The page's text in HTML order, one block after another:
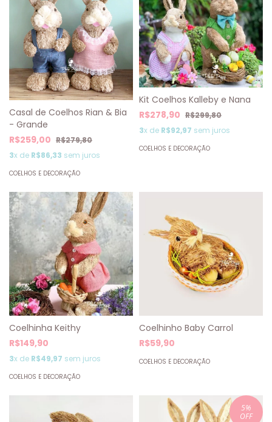
Casal de Coelhos Rian & Bia
- Grande
R$259,00 R$279,80
3x de R$86,33 sem juros
COELHOS E DECORAÇÃO
Kit Coelhos Kalleby e Nana
R$278,90 R$299,80
3x de R$92,97 sem juros
COELHOS E DECORAÇÃO
Coelhinha Keithy
R$149,90
3x de R$49,97 sem juros
COELHOS E DECORAÇÃO
Coelhinho Baby Carrol
R$59,90
COELHOS E DECORAÇÃO
5%
OFF